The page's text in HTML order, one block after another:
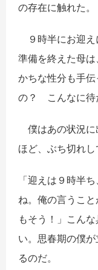
の存在に触れた。
９時半にお迎え
準備を終えた母
かちな性分も手
の？ こんなに待
僕はあの状況に
ほど、ぶち切れし
「迎えは９時半
ね。俺の言うこ
もそう！」こん
い。思春期の僕
るのだ。